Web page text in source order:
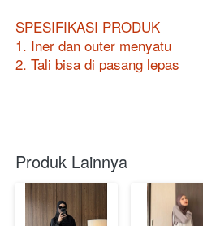
SPESIFIKASI PRODUK
1. Iner dan outer menyatu
2. Tali bisa di pasang lepas
Produk Lainnya